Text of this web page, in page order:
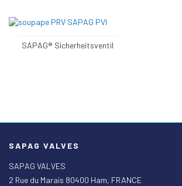
SAPAG® Sicherheitsventil
SAPAG VALVES
SAPAG VALVES
2 Rue du Marais 80400 Ham, FRANCE